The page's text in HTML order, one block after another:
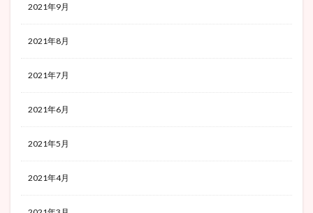
2021年9月
2021年8月
2021年7月
2021年6月
2021年5月
2021年4月